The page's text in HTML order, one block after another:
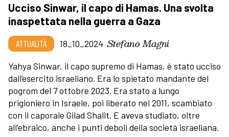
Ucciso Sinwar, il capo di Hamas. Una svolta
inaspettata nella guerra a Gaza
ATTUALITÀ 18_10_2024 Stefano Magni
Yahya Sinwar, il capo supremo di Hamas, è stato ucciso
dall’esercito israeliano. Era lo spietato mandante del
pogrom del 7 ottobre 2023. Era stato a lungo
prigioniero in Israele, poi liberato nel 2011, scambiato
con il caporale Gilad Shalit. E aveva studiato, oltre
all'ebraico, anche i punti deboli della società israeliana.